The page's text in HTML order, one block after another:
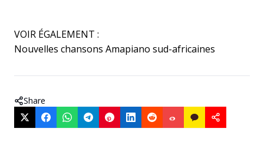
VOIR ÉGALEMENT :
Nouvelles chansons Amapiano sud-africaines
Share